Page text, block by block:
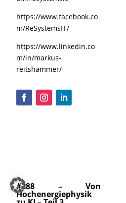
https://www.facebook.co
m/ReSystemsIT/
https://www.linkedin.co
m/in/markus-
reitshammer/
#288 – Von
Hochenergiephysik